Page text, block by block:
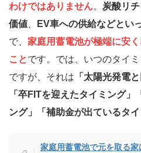
わけではありません。 炭酸リ
価値
EV車への供給などとい
で、 家庭用蓄電池が極端に安
ことです。では、いつのタイ
ですが、それは 「太陽光発電
「卒FITを迎えたタイミング」
ング」「補助金が出ているタイ
家庭用蓄電池で元を取る